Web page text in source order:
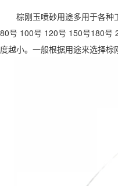
棕刚玉喷砂用途多用于各种
80号 100号 120号 150号180号
度越小。一般根据用途来选择棕